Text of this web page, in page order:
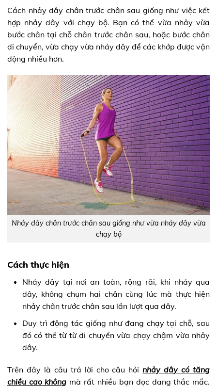
Cách nhảy dây chân trước chân sau giống như việc kết
hợp nhảy dây với chạy bộ. Bạn có thể vừa nhảy vừa
bước chân tại chỗ chân trước chân sau, hoặc bước chân
di chuyển, vừa chạy vừa nhảy dây để các khớp được vận
động nhiều hơn.
Nhảy dây chân trước chân sau giống như vừa nhảy dây vừa
chạy bộ
Cách thực hiện
Nhảy dây tại nơi an toàn, rộng rãi, khi nhảy qua
dây, không chụm hai chân cùng lúc mà thực hiện
nhảy chân trước chân sau lần lượt qua dây.
Duy trì động tác giống như đang chạy tại chỗ, sau
đó có thể từ từ di chuyển vừa chạy chậm vừa nhảy
dây.
Trên đây là câu trả lời cho câu hỏi nhảy dây có tăng
chiều cao không mà rất nhiều bạn đọc đang thắc mắc.